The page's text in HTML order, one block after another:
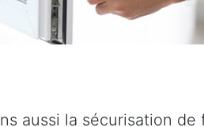
aussi la sécurisation